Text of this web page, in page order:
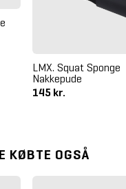
LMX. Squat Sponge
Nakkepude
145 kr.
KØBTE OGSÅ